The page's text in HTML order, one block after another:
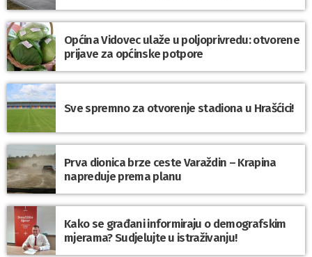
Općina Vidovec ulaže u poljoprivredu: otvorene
prijave za općinske potpore
Sve spremno za otvorenje stadiona u Hrašćici!
Prva dionica brze ceste Varaždin – Krapina
napreduje prema planu
Kako se građani informiraju o demografskim
mjerama? Sudjelujte u istraživanju!